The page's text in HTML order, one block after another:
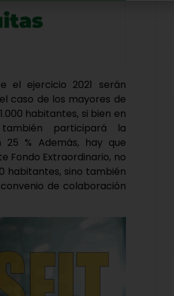
el ejercicio 2021 serán
caso de los mayores de
habitantes, si bien en
participará la
% Además, hay que
Fondo Extraordinario, no
habitantes, sino también
de colaboración